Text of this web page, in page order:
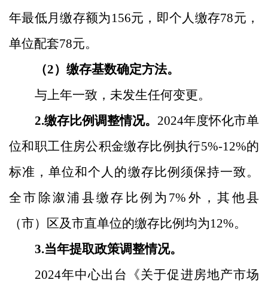
年最低月缴存额为 156元，即个人缴存78元，
单位配套78元。
（2）缴存基数确定方法。
与上年一致，未发生任何变更。
2.缴存比例调整情况。 2024年度怀化市单
位和职工住房公积金缴存比例执行5%-12%的
标准 ，单位和个人的缴存比例须保持一致。
全市 除溆浦县缴存比例 为 7% 外，其他县
（市）区及市直单位的缴存比例均为12%。
3.当年提取政策调整情况。
2024年中心出台《关于促进房地产市场